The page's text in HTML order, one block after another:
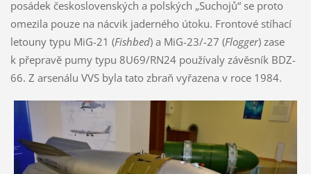
posádek československých a polských „Suchojů“ se proto
omezila pouze na nácvik jaderného útoku. Frontové stíhací
letouny typu MiG-21 (Fishbed) a MiG-23/-27 (Flogger) zase
k přepravě pumy typu 8U69/RN24 používaly závěsník BDZ-
66. Z arsenálu VVS byla tato zbraň vyřazena v roce 1984.